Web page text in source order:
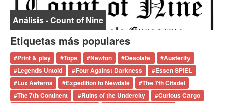
Análisis - Count of Nine
Etiquetas más populares
#Print & play #Tops #Newton #Desolate #Austerity
#Legends Untold #Four Against Darkness #Essen SPIEL
#Lux Aeterna #Expedition to Newdale #The 7th Citadel
#The 7th Continent #Ruins of the Undercity #Curious Cargo